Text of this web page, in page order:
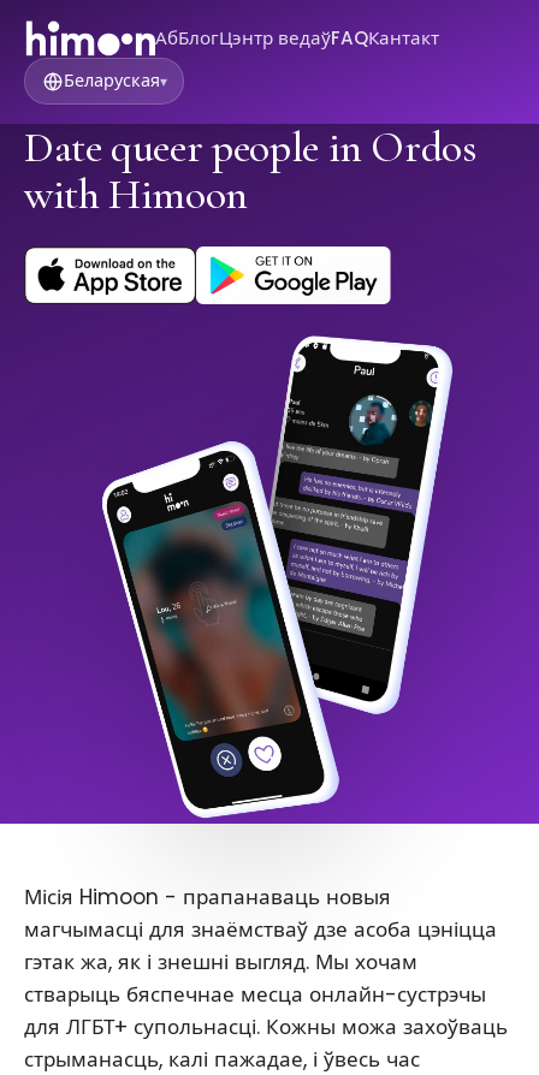
АбБлогЦэнтр ведаўFAQКантакт
Беларуская▾
Date queer people in Ordos
with Himoon
Місія Himoon - прапанаваць новыя
магчымасці для знаёмстваў дзе асоба цэніцца
гэтак жа, як і знешні выгляд. Мы хочам
стварыць бяспечнае месца онлайн-сустрэчы
для ЛГБТ+ супольнасці. Кожны можа захоўваць
стрыманасць, калі пажадае, і ўвесь час